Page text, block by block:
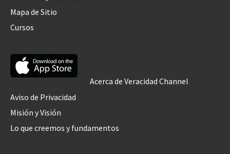
Mapa de Sitio
Cursos
Acerca de Veracidad Channel
Aviso de Privacidad
Misión y Visión
Lo que creemos y fundamentos